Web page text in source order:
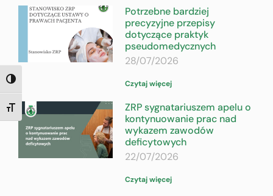
TOGGLE HIGH CONTRAST
TOGGLE FONT SIZE
Potrzebne bardziej
precyzyjne przepisy
dotyczące praktyk
pseudomedycznych
28/07/2026
Czytaj więcej
ZRP sygnatariuszem apelu o
kontynuowanie prac nad
wykazem zawodów
deficytowych
22/07/2026
Czytaj więcej